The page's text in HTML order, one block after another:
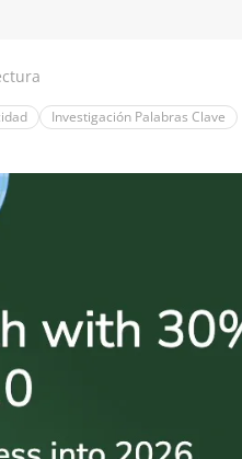
Investigación Palabras Clave